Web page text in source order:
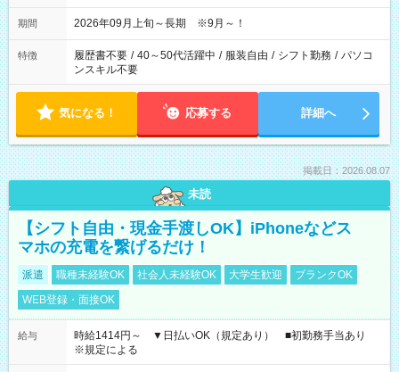
日勤は就業時間1/夜勤は就業時間2.3を連続で行って頂きます
期間 2026年09月上旬～長期 ※9月～！
特徴 履歴書不要 / 40～50代活躍中 / 服装自由 / シフト勤務 / パソコ
ンスキル不要
気になる！ 応募する 詳細へ
掲載日：2026.08.07
未読
【シフト自由・現金手渡しOK】iPhoneなどス
マホの充電を繋げるだけ！
派遣 職種未経験OK 社会人未経験OK 大学生歓迎
ブランクOK
WEB登録・面接OK
給与
時給1414円～ ▼日払いOK（規定あり） ■初勤務手当あり
※規定による